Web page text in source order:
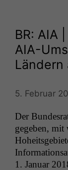
BR: AIA
AIA-
Ländern
5. Februar
Der
gegeben, mit
1. Jan­u­ar